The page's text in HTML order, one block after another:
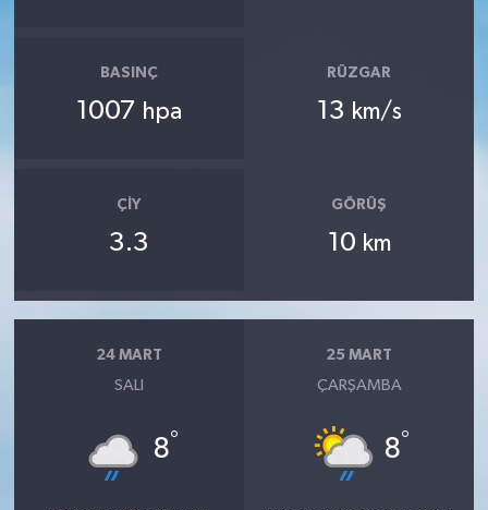
BASINÇ
1007 hpa
RÜZGAR
13 km/s
ÇIY
3.3
GÖRÜŞ
10 km
24 MART
SALI
8°
25 MART
ÇARŞAMBA
8°